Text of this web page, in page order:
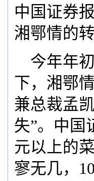
中国证券
湘鄂情的
今年年
下，湘鄂
兼总裁孟
失”。中国
元以上的
寥无几，